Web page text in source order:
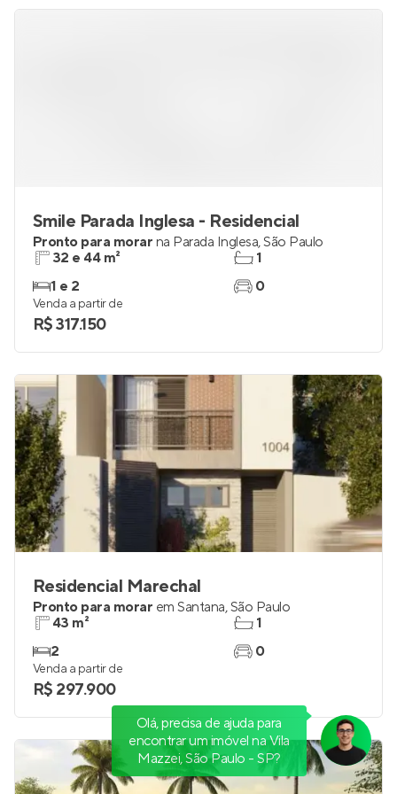
Smile Parada Inglesa - Residencial
Pronto para morar na Parada Inglesa,São Paulo
32 e 44 m²
1 e 2
1
0
Venda a partir de
R$ 317.150
Residencial Marechal
Pronto para morar em Santana,São Paulo
43 m²
2
1
0
Venda a partir de
R$ 297.900
Olá, precisa de ajuda para
encontrar um imóvel na Vila
Mazzei, São Paulo - SP?